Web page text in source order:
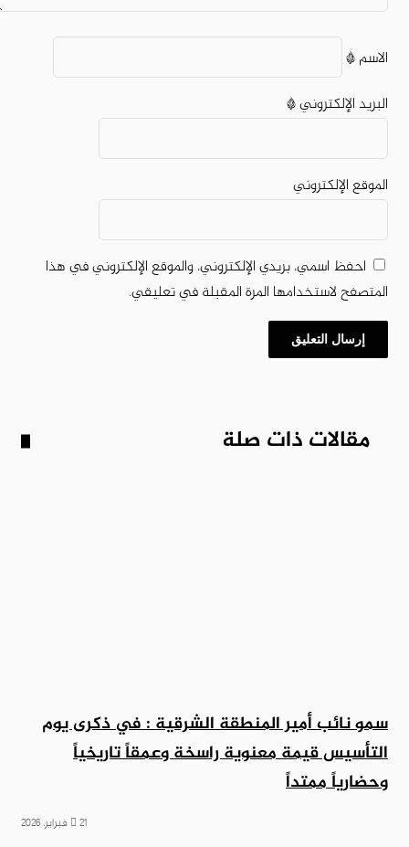
الاسم*
البريد الإلكتروني*
الموقع الإلكتروني
احفظ اسمي، بريدي الإلكتروني، والموقع الإلكتروني في هذا
المتصفح لاستخدامها المرة المقبلة في تعليقي.
مقالات ذات صلة
سمو نائب أمير المنطقة الشرقية : في ذكرى يوم
التأسيس قيمة معنوية راسخة وعمقاً تاريخياً
وحضارياً ممتداً
21 فبراير، 2026